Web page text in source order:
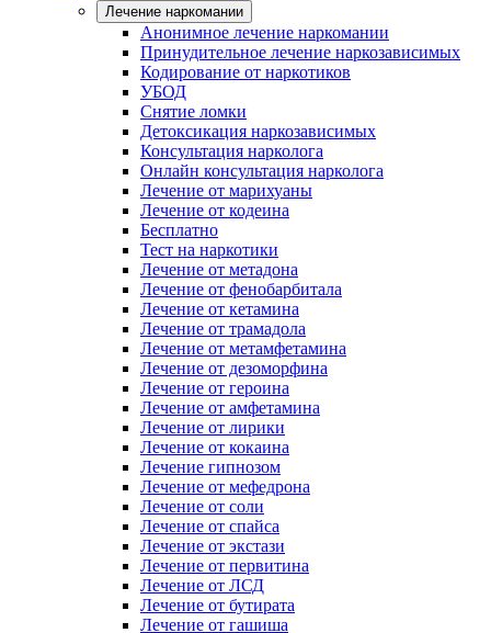
Лечение наркомании
Анонимное лечение наркомании
Принудительное лечение наркозависимых
Кодирование от наркотиков
УБОД
Снятие ломки
Детоксикация наркозависимых
Консультация нарколога
Онлайн консультация нарколога
Лечение от марихуаны
Лечение от кодеина
Бесплатно
Тест на наркотики
Лечение от метадона
Лечение от фенобарбитала
Лечение от кетамина
Лечение от трамадола
Лечение от метамфетамина
Лечение от дезоморфина
Лечение от героина
Лечение от амфетамина
Лечение от лирики
Лечение от кокаина
Лечение гипнозом
Лечение от мефедрона
Лечение от соли
Лечение от спайса
Лечение от экстази
Лечение от первитина
Лечение от ЛСД
Лечение от бутирата
Лечение от гашиша